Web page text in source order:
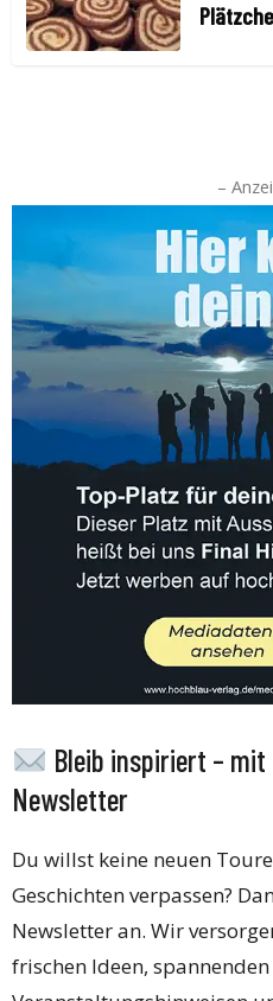
–
Bleib inspiriert –
Newsletter
Du willst keine neuen
Geschichten verpassen?
Newsletter an. Wir
frischen Ideen,